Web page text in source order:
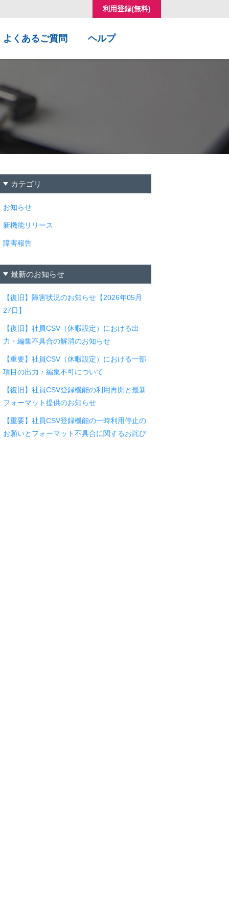
利用登録(無料)
コ
移
よくあるご質問 ヘルプ
カテゴリ
お知らせ
新機能リリース
障害報告
最新のお知らせ
【復旧】障害状況のお知らせ【2026年05月
27日】
【復旧】社員CSV（休暇設定）における出
力・編集不具合の解消のお知らせ
【重要】社員CSV（休暇設定）における一部
項目の出力・編集不可について
【復旧】社員CSV登録機能の利用再開と最新
フォーマット提供のお知らせ
【重要】社員CSV登録機能の一時利用停止の
お願いとフォーマット不具合に関するお詫び